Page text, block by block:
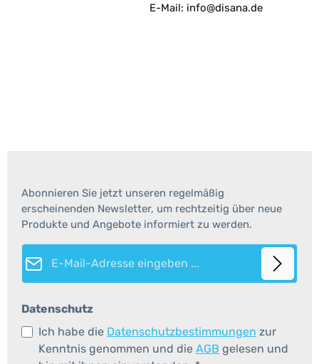
E-Mail: info@disana.de
Abonnieren Sie jetzt unseren regelmäßig
erscheinenden Newsletter, um rechtzeitig über neue
Produkte und Angebote informiert zu werden.
E-Mail-Adresse*
Datenschutz
Ich habe die Datenschutzbestimmungen zur
Kenntnis genommen und die AGB gelesen und